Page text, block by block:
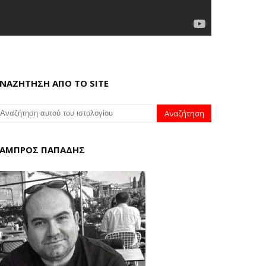
ΑΠΟ ΤΟ SITE
ΠΑΠΑΔΗΣ